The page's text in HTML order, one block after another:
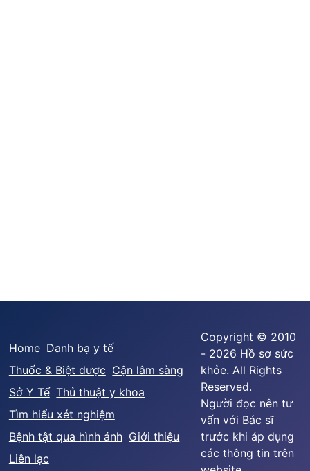
Home Danh bạ y tế
Thuốc & Biệt dược Cận lâm sàng
Sở Y Tế Thủ thuật y khoa
Tìm hiểu xét nghiệm
Bệnh tật qua hình ảnh Giới thiệu
Liên lạc
Copyright © 2010
- 2026 Hồ sơ sức
khỏe. All Rights
Reserved.
Người đọc nên tư
vấn với Bác sĩ
trước khi áp dụng
các thông tin trên